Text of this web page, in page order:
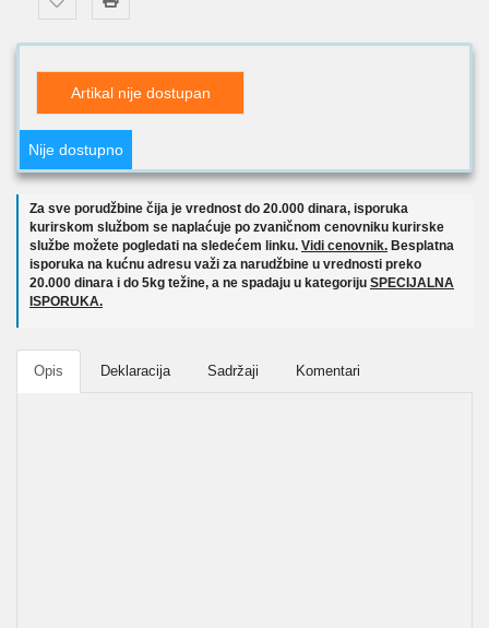
Artikal nije dostupan
Nije dostupno
Za sve porudžbine čija je vrednost do 20.000 dinara, isporuka
kurirskom službom se naplaćuje po zvaničnom cenovniku kurirske
službe možete pogledati na sledećem linku. Vidi cenovnik. Besplatna
isporuka na kućnu adresu važi za narudžbine u vrednosti preko
20.000 dinara i do 5kg težine, a ne spadaju u kategoriju SPECIJALNA
ISPORUKA.
Opis Deklaracija Sadržaji Komentari